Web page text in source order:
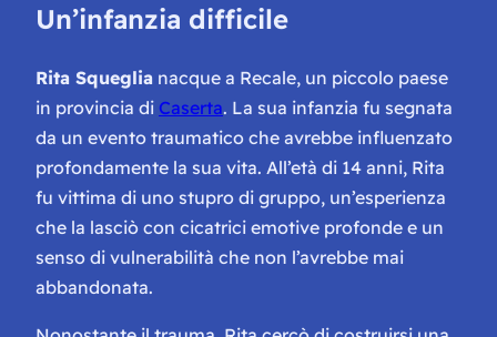
Un’infanzia difficile
Rita Squeglia nacque a Recale, un piccolo paese
in provincia di Caserta. La sua infanzia fu segnata
da un evento traumatico che avrebbe influenzato
profondamente la sua vita. All’età di 14 anni, Rita
fu vittima di uno stupro di gruppo, un’esperienza
che la lasciò con cicatrici emotive profonde e un
senso di vulnerabilità che non l’avrebbe mai
abbandonata.